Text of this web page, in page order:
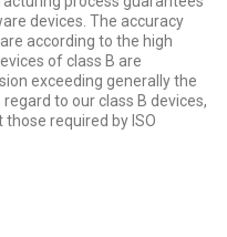
devices. The accuracy
according to the high
of class B are
exceeding generally the
to our class B devices,
required by ISO